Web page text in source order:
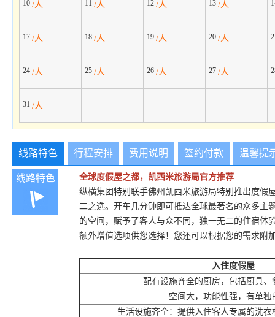
10 /人 11 /人 12 /人 13 /人
17 /人 18 /人 19 /人 20 /人
24 /人 25 /人 26 /人 27 /人
31 /人
线路特色 行程安排 费用说明 签约付款 温馨提
线路特色
全球度假屋之都，凯西米旅游局官方推荐
纵横集团特别联手佛州凯西米旅游局特别推出度假
二之选。开车几分钟即可抵达全球最著名的众多主
的空间，赋予了客人与众不同，独一无二的住宿体
额外增值选项供您选择！您还可以根据您的需求附
入住度假屋
配有设施齐全的厨房，包括厨具、
空间大，功能性强，有单独
生活设施齐全：提供入住客人专属的洗